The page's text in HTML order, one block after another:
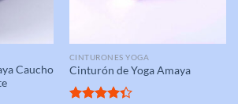
Caucho
CINTURONES YOGA
Cinturón de Yoga Amaya